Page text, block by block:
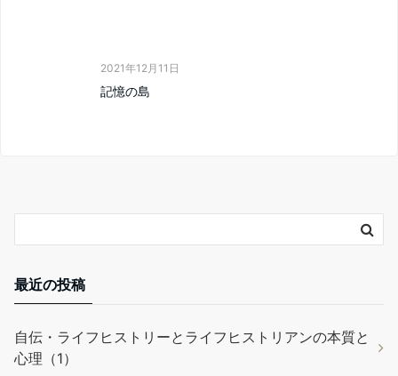
2021年12月11日
記憶の島
最近の投稿
自伝・ライフヒストリーとライフヒストリアンの本質と
心理（1）